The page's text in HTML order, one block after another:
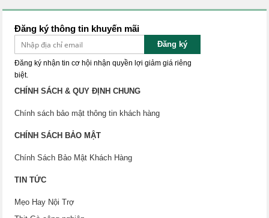
Đăng ký thông tin khuyến mãi
Đăng ký
Đăng ký nhận tin cơ hội nhận quyền lợi giảm giá riêng
biệt.
CHÍNH SÁCH & QUY ĐỊNH CHUNG
Chính sách bảo mật thông tin khách hàng
CHÍNH SÁCH BẢO MẬT
Chính Sách Bảo Mật Khách Hàng
TIN TỨC
Mẹo Hay Nội Trợ